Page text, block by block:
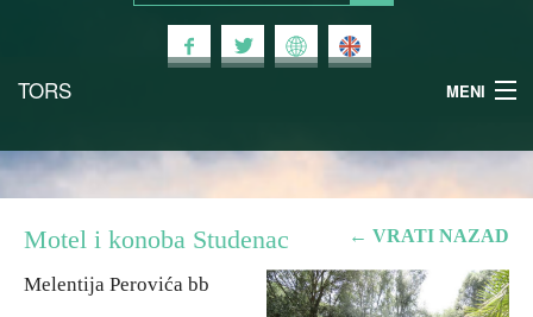
TORS MENI
Planinski turizam
← VRATI NAZAD
Motel i konoba Studenac
Melentija Perovića bb